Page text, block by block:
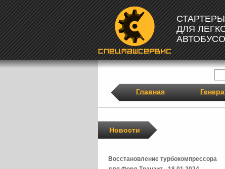
ДЛЯ
Главная
Новости
Восстановление турбокомпрессора